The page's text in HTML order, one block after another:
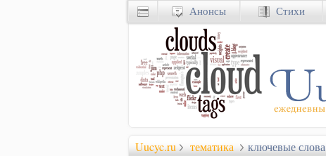
Uucyc.ru тематика ключевые слова
Анонсы Стихи